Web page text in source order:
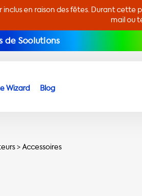
inclus en raison des fêtes. Durant
mail ou
de Soolutions
Wizard Blog
>Accessoires